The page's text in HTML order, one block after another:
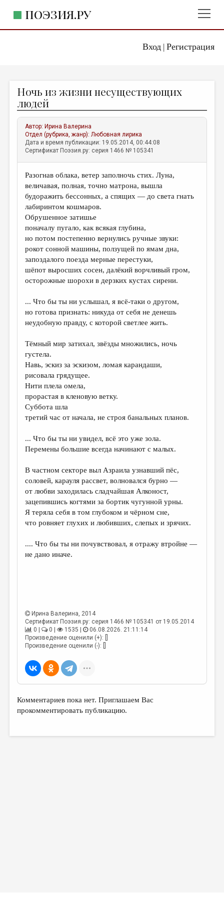
Вход| Регистрация
ПОЭЗИЯ.РУ
ЖАНРЫ
АВТОРЫ
КОММЕНТАРИИ
ЛИТСАЛОН
ПРАВИЛА САЙТА
ОТДЕЛЫ И РУБРИКИ
ИЗБРАННОЕ
ДАЙДЖЕСТ
ПРОИЗВЕДЕНИЯ
ПЕРЕВОДЫ
ДЕТСКАЯ КОМНАТА
КНИЖНАЯ ПОЛКА
ОБЗОР ЛИТЕРАТУРЫ
СТРАНИЦЫ ПАМЯТИ
ОБЪЯВЛЕНИЯ
КОЛОНКА РЕДАКТОРА
РЕДКОЛЛЕГИЯ
ОТ РЕДАКЦИИ
МАЛАЯ ПРОЗА
ЭССЕИСТИКА
ЛИТЕРАТУРОВЕДЕНИЕ
КУЛЬТУРОВЕДЕНИЕ
ПУБЛИЦИСТИКА
РЕЦЕНЗИРОВАНИЕ
ЦИКЛЫ ПУБЛИКАЦИЙ
ВКОНТАКТЕ
Ночь из жизни несуществующих
людей
Автор: Ирина Валерина
Отдел (рубрика, жанр):Любовная лирика
Дата и время публикации: 19.05.2014, 00:44:08
Сертификат Поэзия.ру: серия 1466 № 105341
Разогнав облака, ветер заполночь стих. Луна,
величавая, полная, точно матрона, вышла
будоражить бессонных, а спящих — до света гнать
лабиринтом кошмаров.
Обрушенное затишье
поначалу пугало, как всякая глубина,
но потом постепенно вернулись ручные звуки:
рокот сонной машины, ползущей по ямам дна,
запоздалого поезда мерные перестуки,
шёпот выросших сосен, далёкий ворчливый гром,
осторожные шорохи в дерзких кустах сирени.
... Что бы ты ни услышал, я всё-таки о другом,
но готова признать: никуда от себя не денешь
неудобную правду, с которой светлее жить.
Тёмный мир затихал, звёзды множились, ночь
густела.
Навь, эскиз за эскизом, ломая карандаши,
рисовала грядущее.
Нити плела омела,
прорастая в кленовую ветку.
Суббота шла
третий час от начала, не строя банальных планов.
... Что бы ты ни увидел, всё это уже зола.
Перемены большие всегда начинают с малых.
В частном секторе выл Азраила узнавший пёс,
соловей, карауля рассвет, волновался бурно —
от любви заходилась сладчайшая Алконост,
зацепившись когтями за бортик чугунной урны.
Я теряла себя в том глубоком и чёрном сне,
что ровняет глухих и любивших, слепых и зрячих.
.... Что бы ты ни почувствовал, я отражу втройне —
не дано иначе.
Ирина Валерина, 2014
Сертификат Поэзия.ру: серия 1466 № 105341 от 19.05.2014
0 |
0 | 1535 |
06.08.2026. 21:11:14
Произведение оценили (+): []
Произведение оценили (-): []
Комментариев пока нет. Приглашаем Вас
прокомментировать публикацию.